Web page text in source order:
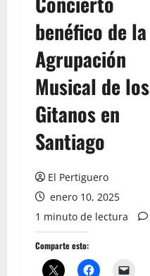
benéfico de la
Agrupación
Musical de los
Gitanos en
Santiago
El Pertiguero
enero 10, 2025
1 minuto de lectura
Comparte esto: